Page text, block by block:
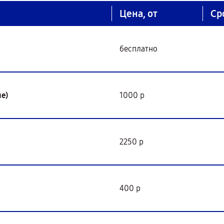
Цена, от
бесплатно
1000 р
2250 р
400 р